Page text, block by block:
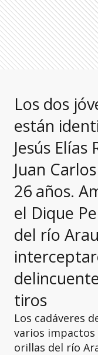
Los dos
están
Jesús Elías
Juan
26 años.
el Dique
del río
tiros
Los cadáveres
varios
orillas del río